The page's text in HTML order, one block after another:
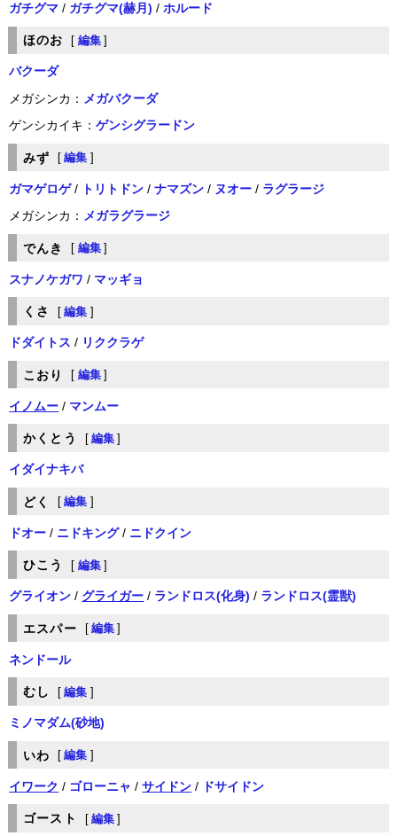
ガチグマ / ガチグマ(赫月) /ホルード
ほのお [ 編集 ]
バクーダ
メガシンカ： メガバクーダ
ゲンシカイキ：ゲンシグラードン
みず [ 編集 ]
ガマゲロゲ/ トリトドン /ナマズン / ヌオー / ラグラージ
メガシンカ： メガラグラージ
でんき [ 編集 ]
スナノケガワ / マッギョ
くさ [ 編集 ]
ドダイトス / リククラゲ
こおり [ 編集 ]
イノムー / マンムー
かくとう [ 編集 ]
イダイナキバ
どく [ 編集 ]
ドオー / ニドキング/ ニドクイン
ひこう [ 編集 ]
グライオン / グライガー / ランドロス(化身) / ランドロス(霊獣)
エスパー [ 編集 ]
ネンドール
むし [ 編集 ]
ミノマダム(砂地)
いわ [ 編集 ]
イワーク / ゴローニャ /サイドン / ドサイドン
ゴースト [ 編集 ]